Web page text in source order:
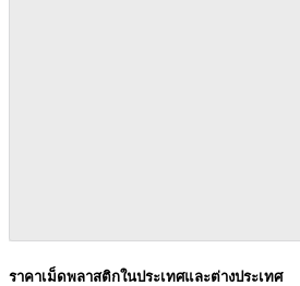
ราคาเม็ดพลาสติกในประเทศและต่างประเทศ